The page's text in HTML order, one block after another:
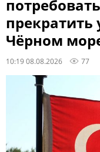
Чёрном
10:19 08.08.2026 77